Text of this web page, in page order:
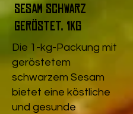
Sesam schwarz
geröstet, 1kg
Die 1-kg-Packung mit
geröstetem
schwarzem Sesam
bietet eine köstliche
und gesunde